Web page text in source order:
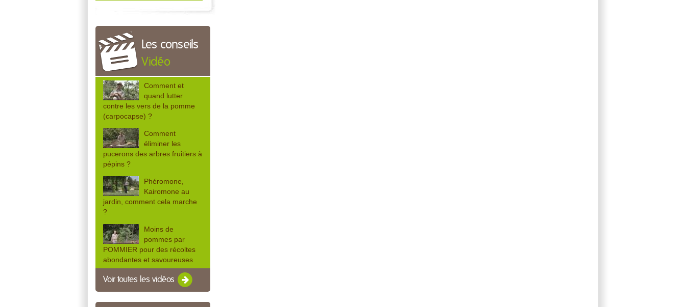
Les conseils
Vidéo
Comment et
quand lutter
contre les vers de la pomme
(carpocapse) ?
Comment
éliminer les
pucerons des arbres fruitiers à
pépins ?
Phéromone,
Kairomone au
jardin, comment cela marche
?
Moins de
pommes par
POMMIER pour des récoltes
abondantes et savoureuses
Voir toutes les vidéos